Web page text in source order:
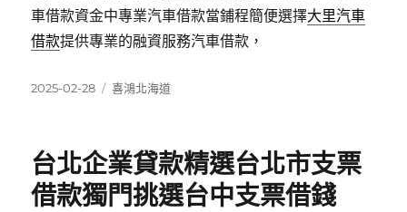
車借款資金中專業汽車借款當鋪程簡便選擇大里汽車
借款提供專業的融資服務汽車借款，
發
2025-02-28
分
喜鴻北海道
台北企業貸款精選台北市支票
借款獨門挑選台中支票借錢